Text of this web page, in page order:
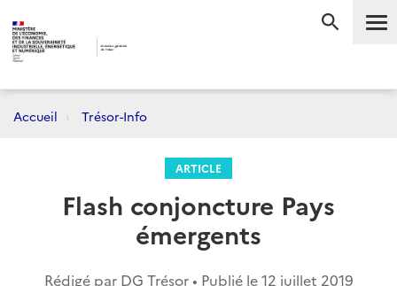
Accueil Trésor-Info
ARTICLE
Flash conjoncture Pays
émergents
Rédigé par DG Trésor • Publié le12 juillet 2019